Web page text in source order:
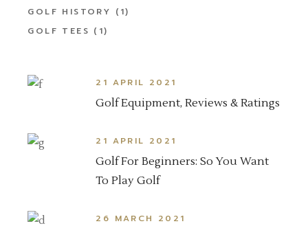
GOLF HISTORY (1)
GOLF TEES (1)
21 APRIL 2021
Golf Equipment, Reviews & Ratings
21 APRIL 2021
Golf For Beginners: So You Want
To Play Golf
26 MARCH 2021